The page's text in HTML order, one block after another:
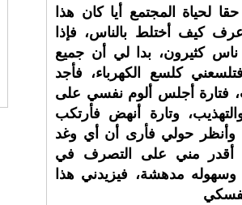
لحياة المجتمع أيا كان هذا
أعرف كيف أختلط بالناس، فإذا
كثيرون، بدا لي أن جميع
كلسع الكهرباء، فأجد
فتارة أجلس ألوم نفسي على
وتارة أنهض فأرتكب
وأنظر حولي فأرى أن أي وغد
أقدر مني على التصرف في
مدهشة، فيزيدني هذا